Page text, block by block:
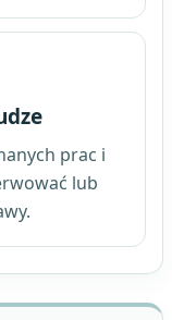
prac i
lub